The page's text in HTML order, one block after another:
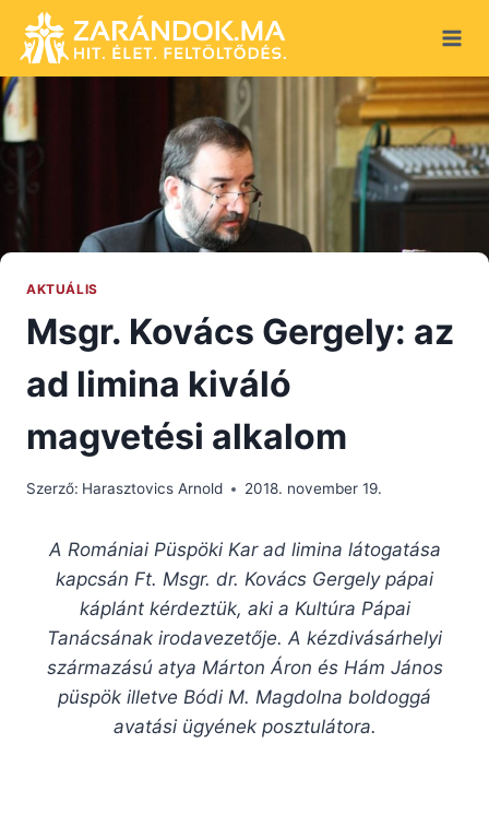
content
AKTUÁLIS
Msgr. Kovács Gergely: az
ad limina kiváló
magvetési alkalom
Szerző: Harasztovics Arnold 2018. november 19.
A Romániai Püspöki Kar ad limina látogatása
kapcsán Ft. Msgr. dr. Kovács Gergely pápai
káplánt kérdeztük, aki a Kultúra Pápai
Tanácsának irodavezetője. A kézdivásárhelyi
származású atya Márton Áron és Hám János
püspök illetve Bódi M. Magdolna boldoggá
avatási ügyének posztulátora.